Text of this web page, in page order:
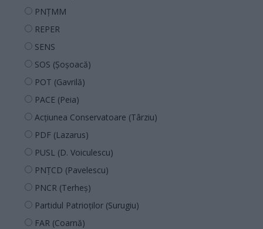
PNȚMM
REPER
SENS
SOS (Șoșoacă)
POT (Gavrilă)
PACE (Peia)
Acțiunea Conservatoare (Târziu)
PDF (Lazarus)
PUSL (D. Voiculescu)
PNȚCD (Pavelescu)
PNCR (Terheș)
Partidul Patrioților (Surugiu)
FAR (Coarnă)